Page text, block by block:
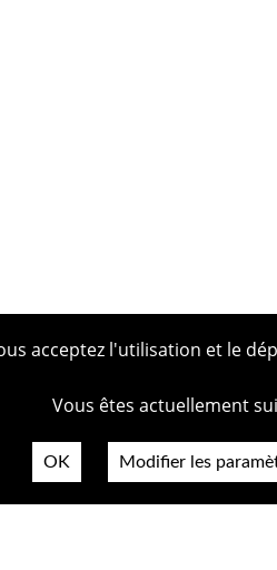
acceptez l'utilisation et le
Vous êtes actuellement
OK Modifier les